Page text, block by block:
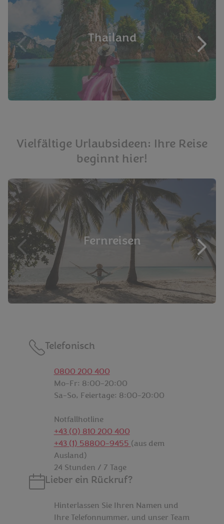
Thailand
Vielfältige Urlaubsideen: Ihre Reise
beginnt hier!
Fernreisen
Möglichkeiten zur Kontaktaufnahme
Telefonisch
0800 200 400
Mo-Fr: 8:00-20:00
Sa-So, Feiertage: 8:00-20:00
Notfallhotline
+43 (0) 810 200 400
+43 (1) 58800-9455 (aus dem
Ausland)
24 Stunden / 7 Tage
Lieber ein Rückruf?
Hinterlassen Sie Ihren Namen und
Ihre Telefon­nummer, und unser Team